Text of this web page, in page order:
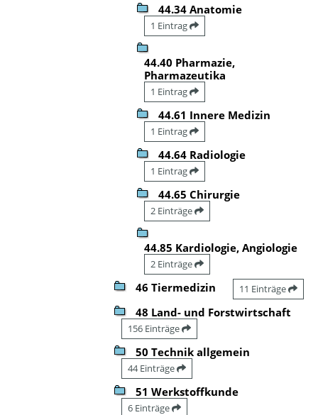
44.34 Anatomie
1 Eintrag
44.40 Pharmazie,
Pharmazeutika
1 Eintrag
44.61 Innere Medizin
1 Eintrag
44.64 Radiologie
1 Eintrag
44.65 Chirurgie
2 Einträge
44.85 Kardiologie, Angiologie
2 Einträge
46 Tiermedizin 11 Einträge
48 Land- und Forstwirtschaft
156 Einträge
50 Technik allgemein
44 Einträge
51 Werkstoffkunde
6 Einträge